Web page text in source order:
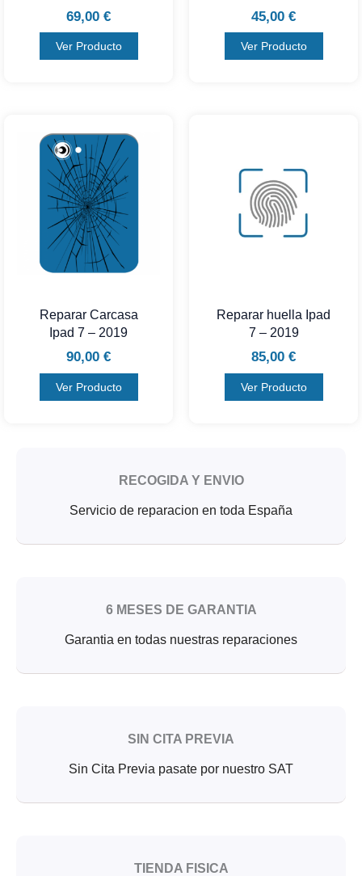
69,00 €
Ver Producto
45,00 €
Ver Producto
Reparar Carcasa
Ipad 7 – 2019
90,00 €
Ver Producto
Reparar huella Ipad
7 – 2019
85,00 €
Ver Producto
RECOGIDA Y ENVIO
Servicio de reparacion en toda España
6 MESES DE GARANTIA
Garantia en todas nuestras reparaciones
SIN CITA PREVIA
Sin Cita Previa pasate por nuestro SAT
TIENDA FISICA